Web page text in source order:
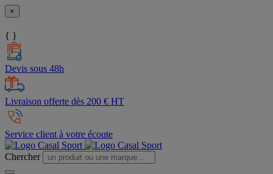
×
{ }
Devis sous 48h
Livraison offerte dès 200 € HT
Service client à votre écoute
Chercher